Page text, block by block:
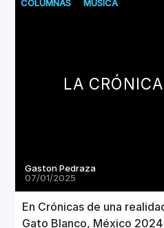
COLUMNAS MUSICA
LA
Gaston Pedraza
07/01/2025
En Crónicas de una
Gato Blanco, México